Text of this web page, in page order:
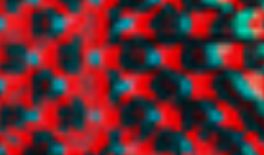
tinnituz trancyz xuggi
xxpujinxx yuhz